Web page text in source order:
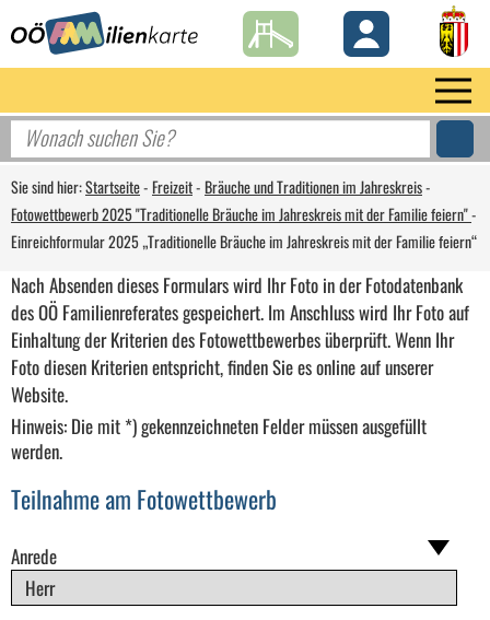
Sie sind hier:Startseite-Freizeit-Bräuche und Traditionen im Jahreskreis-
Fotowettbewerb 2025 "Traditionelle Bräuche im Jahreskreis mit der Familie feiern"-
Einreichformular 2025 „Traditionelle Bräuche im Jahreskreis mit der Familie feiern“
Nach Absenden dieses Formulars wird Ihr Foto in der Fotodatenbank
des OÖ Familienreferates gespeichert. Im Anschluss wird Ihr Foto auf
Einhaltung der Kriterien des Fotowettbewerbes überprüft. Wenn Ihr
Foto diesen Kriterien entspricht, finden Sie es online auf unserer
Website.
Hinweis: Die mit *) gekennzeichneten Felder müssen ausgefüllt
werden.
Teilnahme am Fotowettbewerb
Anrede